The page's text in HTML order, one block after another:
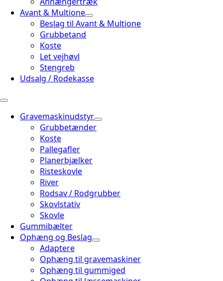
Avant & Multione
Beslag til Avant & Multione
Grubbetand
Koste
Let vejhøvl
Stengreb
Udsalg / Rodekasse
Gravemaskinudstyr
Grubbetænder
Koste
Pallegafler
Planerbjælker
Risteskovle
River
Rodsav / Rodgrubber
Skovlstativ
Skovle
Gummibælter
Ophæng og Beslag
Adaptere
Ophæng til gravemaskiner
Ophæng til gummiged